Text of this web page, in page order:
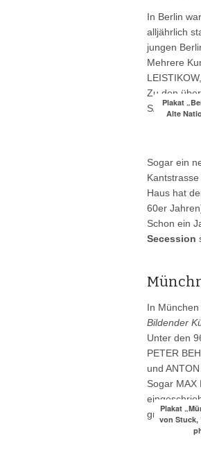
In Berlin
alljährlich
jungen
Mehrere
Zu den
SABINE
Plakat
Alte
Sogar ein
Haus hat
60er
Schon ein
Secession
In
Bildender
Unter den
PETER
und ANTON
Sogar MAX
gründete.
Plakat
von Stuck,